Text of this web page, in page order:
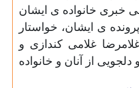
خبری خانواده ی ایشان
ی ایشان، خواستار
غلامی کندازی و
از آنان و خانواده